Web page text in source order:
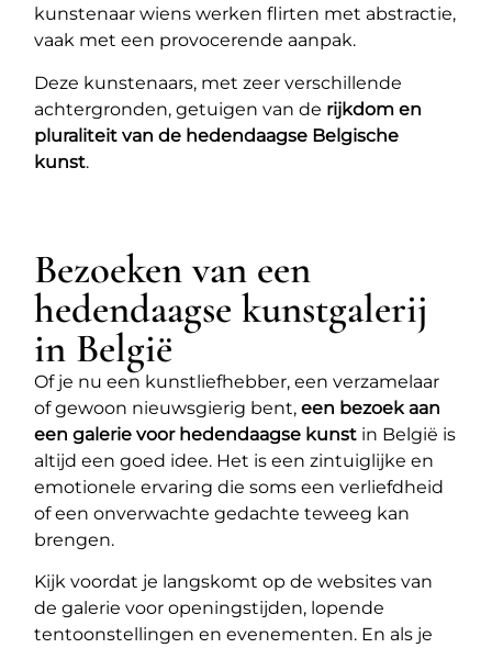
kunstenaar wiens werken flirten met abstractie,
vaak met een provocerende aanpak.
Deze kunstenaars, met zeer verschillende
achtergronden, getuigen van de rijkdom en
pluraliteit van de hedendaagse Belgische
kunst.
Bezoeken van een
hedendaagse kunstgalerij
in België
Of je nu een kunstliefhebber, een verzamelaar
of gewoon nieuwsgierig bent,een bezoek aan
een galerie voor hedendaagse kunst in België is
altijd een goed idee. Het is een zintuiglijke en
emotionele ervaring die soms een verliefdheid
of een onverwachte gedachte teweeg kan
brengen.
Kijk voordat je langskomt op de websites van
de galerie voor openingstijden, lopende
tentoonstellingen en evenementen. En als je